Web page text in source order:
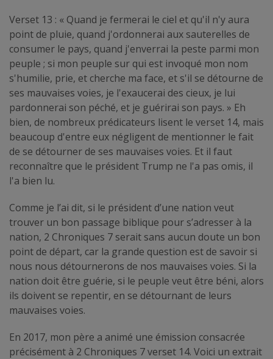
Verset 13 : « Quand je fermerai le ciel et qu'il n'y aura
point de pluie, quand j'ordonnerai aux sauterelles de
consumer le pays, quand j'enverrai la peste parmi mon
peuple ; si mon peuple sur qui est invoqué mon nom
s'humilie, prie, et cherche ma face, et s'il se détourne de
ses mauvaises voies, je l'exaucerai des cieux, je lui
pardonnerai son péché, et je guérirai son pays. » Eh
bien, de nombreux prédicateurs lisent le verset 14, mais
beaucoup d'entre eux négligent de mentionner le fait
de se détourner de ses mauvaises voies. Et il faut
reconnaître que le président Trump ne l'a pas omis, il
l'a bien lu.
Comme je l’ai dit, si le président d’une nation veut
trouver un bon passage biblique pour s’adresser à la
nation, 2 Chroniques 7 serait sans aucun doute un bon
point de départ, car la grande question est de savoir si
nous nous détournerons de nos mauvaises voies. Si la
nation doit être guérie, si le peuple veut être béni, alors
ils doivent se repentir, en se détournant de leurs
mauvaises voies.
En 2017, mon père a animé une émission consacrée
précisément à 2 Chroniques 7 verset 14. Voici un extrait